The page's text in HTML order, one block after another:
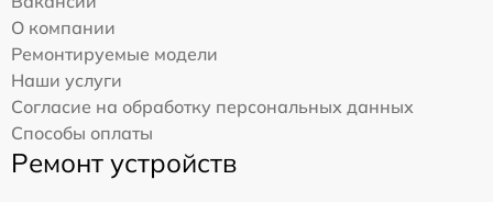
О компании
Ремонтируемые модели
Наши услуги
Согласие на обработку персональных данных
Способы оплаты
Ремонт устройств